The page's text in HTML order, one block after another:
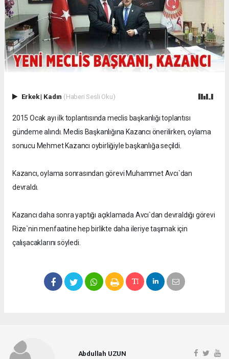
Erkek| Kadın (Haberi Sesli Oku)
2015 Ocak ayı ilk toplantısında meclis başkanlığı toplantısı
gündeme alındı. Meclis Başkanlığına Kazancı önerilirken, oylama
sonucu Mehmet Kazancı oybirliğiyle başkanlığa seçildi.
Kazancı, oylama sonrasından görevi Muhammet Avcı`dan
devraldı.
Kazancı daha sonra yaptığı açıklamada Avcı`dan devraldığı görevi
Rize`nin menfaatine hep birlikte daha ileriye taşımak için
çalışacaklarını söyledi.
Abdullah UZUN